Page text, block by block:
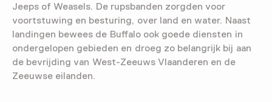
Jeeps of Weasels. De rupsbanden zorgden voor
voortstuwing en besturing, over land en water. Naast
landingen bewees de Buffalo ook goede diensten in
ondergelopen gebieden en droeg zo belangrijk bij aan
de bevrijding van West-Zeeuws Vlaanderen en de
Zeeuwse eilanden.